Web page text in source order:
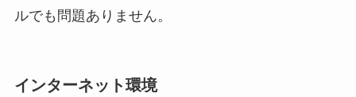
ルでも問題ありません。
インターネット環境